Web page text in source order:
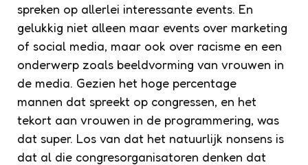
spreken op allerlei interessante events. En
gelukkig niet alleen maar events over marketing
of social media, maar ook over racisme en een
onderwerp zoals beeldvorming van vrouwen in
de media. Gezien het hoge percentage
mannen dat spreekt op congressen, en het
tekort aan vrouwen in de programmering, was
dat super. Los van dat het natuurlijk nonsens is
dat al die congresorganisatoren denken dat